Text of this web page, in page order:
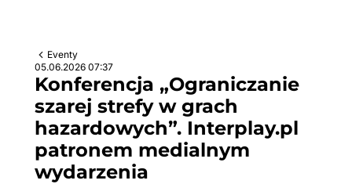
Eventy
05.06.2026 07:37
Konferencja „Ograniczanie
szarej strefy w grach
hazardowych”. Interplay.pl
patronem medialnym
wydarzenia